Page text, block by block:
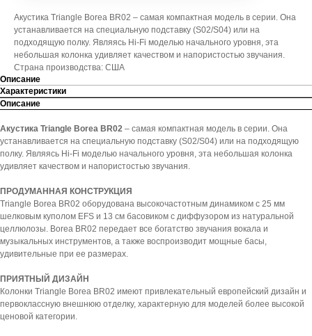
Акустика Triangle Borea BR02 – самая компактная модель в серии. Она
устанавливается на специальную подставку (S02/S04) или на
подходящую полку. Являясь Hi-Fi моделью начального уровня, эта
небольшая колонка удивляет качеством и напористостью звучания.
Страна производства: США
Описание
Характеристики
Описание
Акустика Triangle Borea BR02 – самая компактная модель в серии. Она
устанавливается на специальную подставку (S02/S04) или на подходящую
полку. Являясь Hi-Fi моделью начального уровня, эта небольшая колонка
удивляет качеством и напористостью звучания.
ПРОДУМАННАЯ КОНСТРУКЦИЯ
Triangle Borea BR02 оборудована высокочастотным динамиком с 25 мм
шелковым куполом EFS и 13 см басовиком с диффузором из натуральной
целлюлозы. Borea BR02 передает все богатство звучания вокала и
музыкальных инструментов, а также воспроизводит мощные басы,
удивительные при ее размерах.
ПРИЯТНЫЙ ДИЗАЙН
Колонки Triangle Borea BR02 имеют привлекательный европейский дизайн и
первоклассную внешнюю отделку, характерную для моделей более высокой
ценовой категории.